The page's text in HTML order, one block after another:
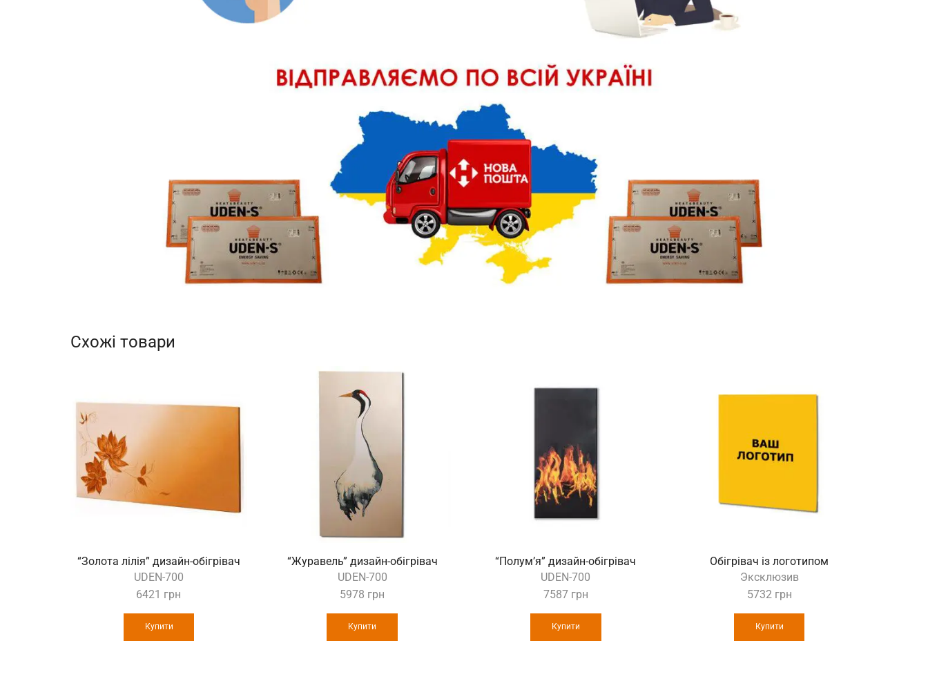
Схожі товари
“Золота лілія” дизайн-обігрівач
UDEN-700
6421 грн
Купити
“Журавель” дизайн-обігрівач
UDEN-700
5978 грн
Купити
“Полум’я” дизайн-обігрівач
UDEN-700
7587 грн
Купити
Обігрівач із логотипом
Эксклюзив
5732 грн
Купити